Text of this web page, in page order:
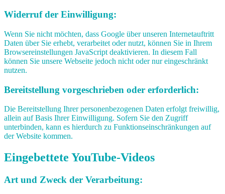
Widerruf der Einwilligung:
Wenn Sie nicht möchten, dass Google über unseren Internetauftritt
Daten über Sie erhebt, verarbeitet oder nutzt, können Sie in Ihrem
Browsereinstellungen JavaScript deaktivieren. In diesem Fall
können Sie unsere Webseite jedoch nicht oder nur eingeschränkt
nutzen.
Bereitstellung vorgeschrieben oder erforderlich:
Die Bereitstellung Ihrer personenbezogenen Daten erfolgt freiwillig,
allein auf Basis Ihrer Einwilligung. Sofern Sie den Zugriff
unterbinden, kann es hierdurch zu Funktionseinschränkungen auf
der Website kommen.
Eingebettete YouTube-Videos
Art und Zweck der Verarbeitung: